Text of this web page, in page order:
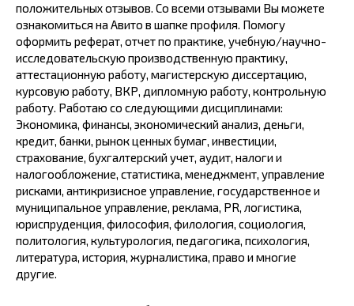
положительных отзывов. Со всеми отзывами Вы можете
ознакомиться на Авито в шапке профиля. Помогу
оформить реферат, отчет по практике, учебную/научно-
исследовательскую производственную практику,
аттестационную работу, магистерскую диссертацию,
курсовую работу, ВКР, дипломную работу, контрольную
работу. Работаю со следующими дисциплинами:
Экономика, финансы, экономический анализ, деньги,
кредит, банки, рынок ценных бумаг, инвестиции,
страхование, бухгалтерский учет, аудит, налоги и
налогообложение, статистика, менеджмент, управление
рисками, антикризисное управление, государственное и
муниципальное управление, реклама, РR, логистика,
юриспруденция, философия, филология, социология,
политология, культурология, педагогика, психология,
литература, история, журналистика, право и многие
другие.